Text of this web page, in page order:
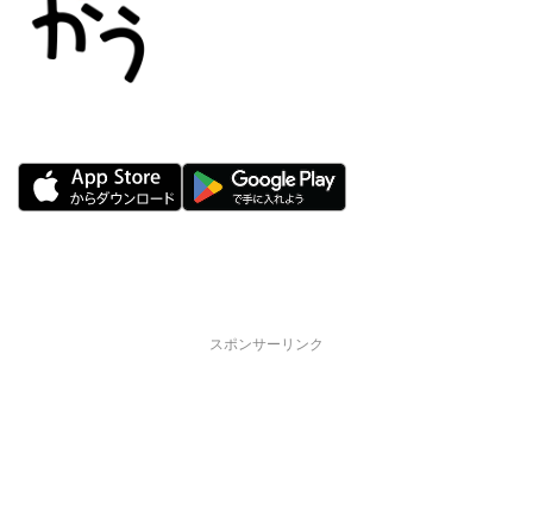
スポンサーリンク